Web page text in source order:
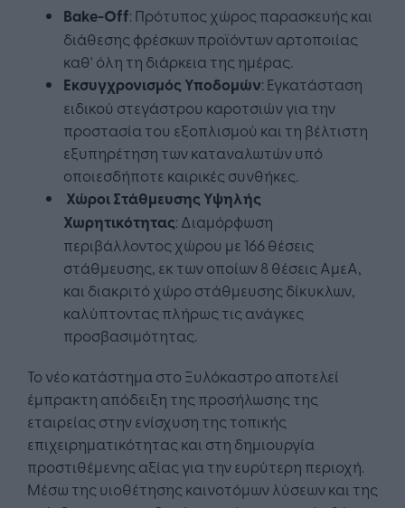
Bake-Off: Πρότυπος χώρος παρασκευής και
διάθεσης φρέσκων προϊόντων αρτοποιίας
καθ' όλη τη διάρκεια της ημέρας.
Εκσυγχρονισμός Υποδομών: Εγκατάσταση
ειδικού στεγάστρου καροτσιών για την
προστασία του εξοπλισμού και τη βέλτιστη
εξυπηρέτηση των καταναλωτών υπό
οποιεσδήποτε καιρικές συνθήκες.
Χώροι Στάθμευσης Υψηλής
Χωρητικότητας: Διαμόρφωση
περιβάλλοντος χώρου με 166 θέσεις
στάθμευσης, εκ των οποίων 8 θέσεις ΑμεΑ,
και διακριτό χώρο στάθμευσης δίκυκλων,
καλύπτοντας πλήρως τις ανάγκες
προσβασιμότητας.
Το νέο κατάστημα στο Ξυλόκαστρο αποτελεί
έμπρακτη απόδειξη της προσήλωσης της
εταιρείας στην ενίσχυση της τοπικής
επιχειρηματικότητας και στη δημιουργία
προστιθέμενης αξίας για την ευρύτερη περιοχή.
Μέσω της υιοθέτησης καινοτόμων λύσεων και της